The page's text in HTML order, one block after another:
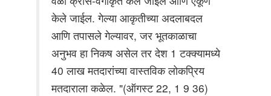
केले जाईल. गेल्या आकृतीच्या अदलाबदल
आणि तपासले गेल्यावर, जर भूतकाळाचा
अनुभव हा निकष असेल तर देश 1 टक्क्यामध्ये
40 लाख मतदारांच्या वास्तविक लोकप्रिय
मतदाराला कळेल. "(ऑगस्ट 22, 1 9 36)